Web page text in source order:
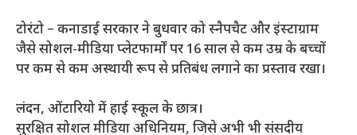
टोरंटो – कनाडाई सरकार ने बुधवार को स्नैपचैट और इंस्टाग्राम
जैसे सोशल-मीडिया प्लेटफार्मों पर 16 साल से कम उम्र के बच्चों
पर कम से कम अस्थायी रूप से प्रतिबंध लगाने का प्रस्ताव रखा।
लंदन, ओंटारियो में हाई स्कूल के छात्र।
सुरक्षित सोशल मीडिया अधिनियम, जिसे अभी भी संसदीय